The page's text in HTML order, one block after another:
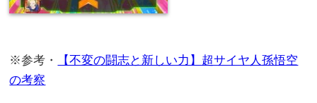
※参考・
【不変の闘志と新しい力】超サイヤ人孫悟空
の考察